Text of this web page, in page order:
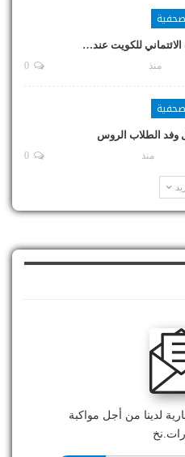
صحفية
للكويت عند…
منذ
صحفية
وفد الطلاب الروس
منذ
لدينا من أجل مواكبة